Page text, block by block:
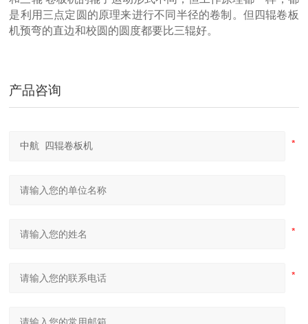
是利用三点定圆的原理来进行不同半径的卷制。但四辊卷板
机预弯的直边和校圆的圆度都要比三辊好。
产品咨询